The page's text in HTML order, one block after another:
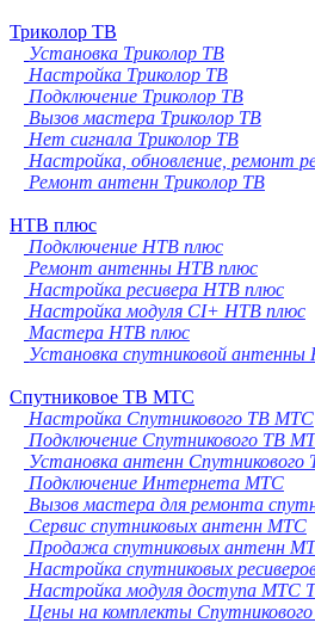
Триколор ТВ
Установка Триколор ТВ
Настройка Триколор ТВ
Подключение Триколор ТВ
Вызов мастера Триколор ТВ
Нет сигнала Триколор ТВ
Настройка, обновление, ремонт
Ремонт антенн Триколор ТВ
НТВ плюс
Подключение НТВ плюс
Ремонт антенны НТВ плюс
Настройка ресивера НТВ плюс
Настройка модуля CI+ НТВ плюс
Мастера НТВ плюс
Установка спутниковой
Спутниковое ТВ МТС
Настройка Спутникового ТВ МТС
Подключение Спутникового ТВ
Установка антенн
Подключение Интернета МТС
Вызов мастера для ремонта
Сервис спутниковых антенн МТС
Продажа спутниковых антенн
Настройка спутниковых
Настройка модуля доступа МТС
Цены на комплекты